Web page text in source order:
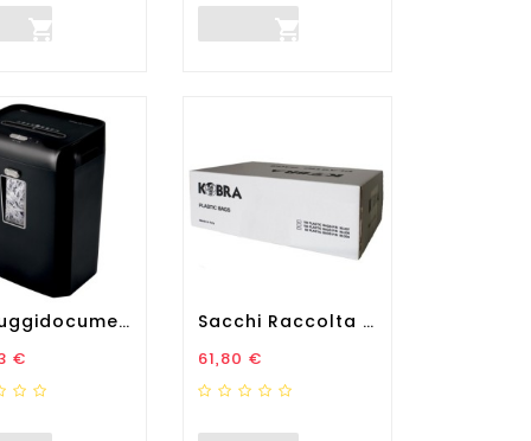
 
Distruggidocumenti ProMax...
€
Sacchi Raccolta - Kobra -...
Prezzo
61,80 €